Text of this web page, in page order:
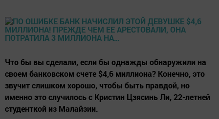
Что бы вы сделали, если бы однажды обнаружили на
своем банковском счете $4,6 миллиона? Конечно, это
звучит слишком хорошо, чтобы быть правдой, но
именно это случилось с Кристин Цзясинь Ли, 22-летней
студенткой из Малайзии.